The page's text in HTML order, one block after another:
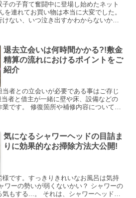
の子育て奮闘中に登場し始めたネット
を連れてお買い物は本当に大変でした。
ない、いつ泣き出すかわからないから
退去立会いは何時間かかる?!敷金
精算の流れにおけるポイントをご
紹介
者との立会いが必要である事はご存じ
者と借主が一緒に壁や床、設備などの
です。 修復箇所や補修内容について借
気になるシャワーヘッドの目詰ま
りに効果的なお掃除方法大公開!
です。すっきりきれいなお風呂は気持
ワーの勢いが弱くないかい？ シャワーの
もする...。 それは、シャワーヘッドが